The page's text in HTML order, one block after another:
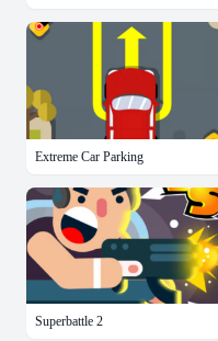
Extreme Car Parking
Superbattle 2